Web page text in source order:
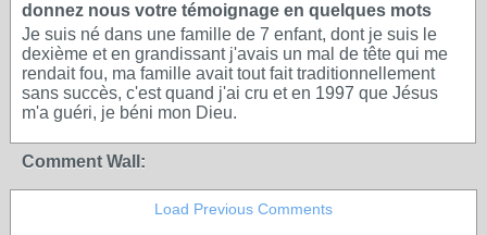
donnez nous votre témoignage en quelques mots
Je suis né dans une famille de 7 enfant, dont je suis le
dexième et en grandissant j'avais un mal de tête qui me
rendait fou, ma famille avait tout fait traditionnellement
sans succès, c'est quand j'ai cru et en 1997 que Jésus
m'a guéri, je béni mon Dieu.
Comment Wall:
Load Previous Comments